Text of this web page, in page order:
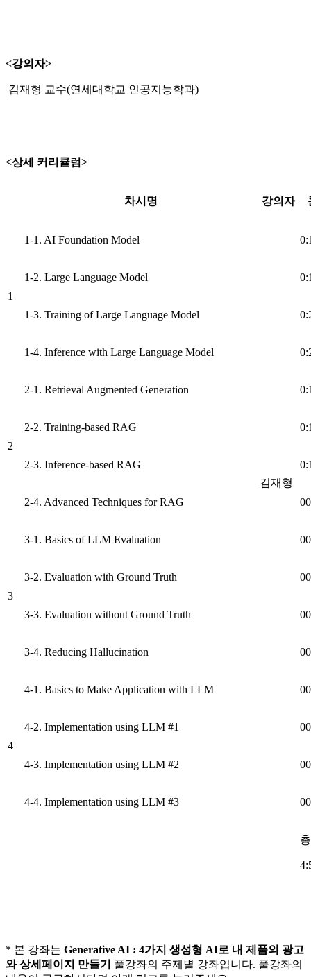
<강의자>
김재형 교수(연세대학교 인공지능학과)
<상세 커리큘럼>
차시명 강의자
1
1-1. AI Foundation Model
김재형
1-2. Large Language Model
1-3. Training of Large Language Model
1-4. Inference with Large Language Model
2
2-1. Retrieval Augmented Generation
2-2. Training-based RAG
2-3. Inference-based RAG
2-4. Advanced Techniques for RAG
3
3-1. Basics of LLM Evaluation
3-2. Evaluation with Ground Truth
3-3. Evaluation without Ground Truth
3-4. Reducing Hallucination
4
4-1. Basics to Make Application with LLM
4-2. Implementation using LLM #1
4-3. Implementation using LLM #2
4-4. Implementation using LLM #3
* 본 강좌는 Generative AI : 4가지 생성형 AI로 내 제품의 광고
와 상세페이지 만들기
풀강좌의 주제별 강좌입니다. 풀강좌의